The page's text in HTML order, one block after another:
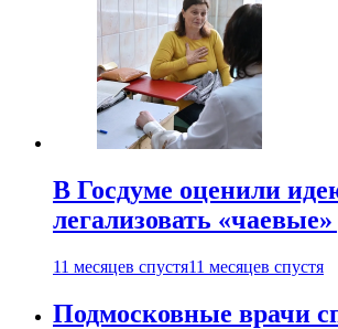
В Госдуме оценили
легализовать
11 месяцев спустя11 месяцев спустя
Подмосковные врачи